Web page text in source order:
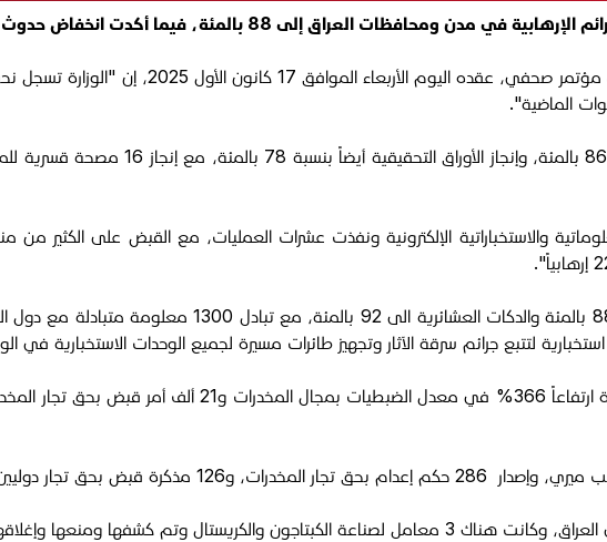
إلى 88 بالمئة، فيما أكدت انخفاض حدوث الدكات العشائرية بنسبة 92 بالمئة.
والاستخباراتية الإلكترونية ونفذت عشرات العمليات، مع القبض على الكثير من
لتتبع جرائم سرقة الآثار وتجهيز طائرات مسيرة لجميع الوحدات الاستخبارية في
وتم كشفها ومنعها وإغلاقها".